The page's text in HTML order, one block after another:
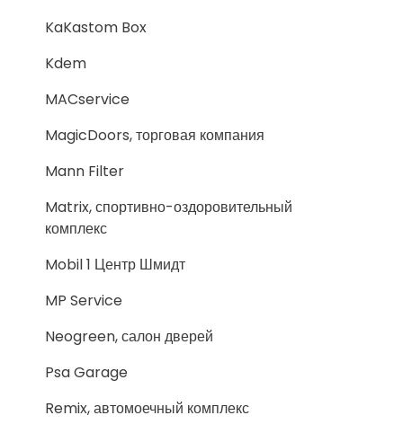
KaKastom Box
Kdem
MACservice
MagicDoors, торговая компания
Mann Filter
Matrix, спортивно-оздоровительный
комплекс
Mobil 1 Центр Шмидт
MP Service
Neogreen, салон дверей
Psa Garage
Remix, автомоечный комплекс